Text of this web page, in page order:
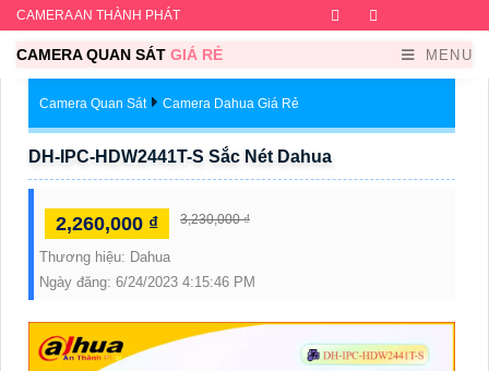
CAMERA AN THÀNH PHÁT Facebook
CAMERA QUAN SÁT GIÁ RẺ MENU
Camera Quan Sát Camera Dahua Giá Rẻ
DH-IPC-HDW2441T-S Sắc Nét Dahua
2,260,000 ₫ 3,230,000 ₫
Thương hiệu: Dahua
Ngày đăng: 6/24/2023 4:15:46 PM